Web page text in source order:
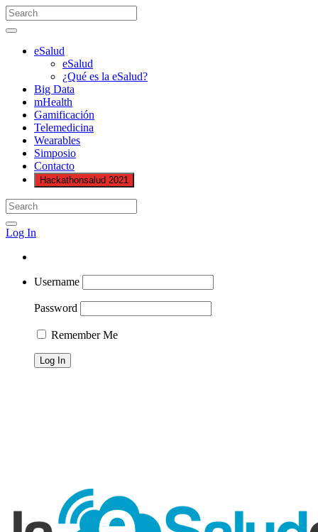
eSalud
eSalud
¿Qué es la eSalud?
Big Data
mHealth
Gamificación
Telemedicina
Wearables
Simposio
Contacto
Hackathonsalud 2021
Log In
Username
Password
Remember Me